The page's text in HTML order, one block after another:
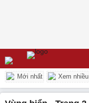
Mới nhất Xem nhiều